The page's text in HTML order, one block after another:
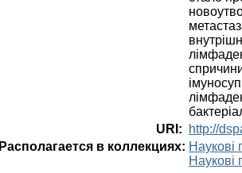
URI:
http://
Располагается в коллекциях: Наукові
Наукові